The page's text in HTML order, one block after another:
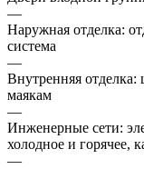
—
Наружная отделка:
система
—
Внутренняя отделка:
маякам
—
Инженерные сети:
холодное и горячее,
—